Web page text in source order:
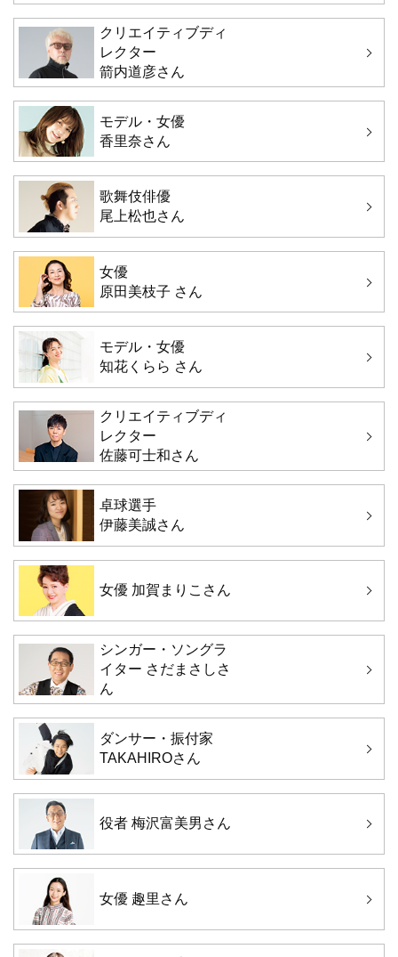
クリエイティブディ
レクター
箭内道彦さん
モデル・女優
香里奈さん
歌舞伎俳優
尾上松也さん
女優
原田美枝子 さん
モデル・女優
知花くらら さん
クリエイティブディ
レクター
佐藤可士和さん
卓球選手
伊藤美誠さん
女優 加賀まりこさん
シンガー・ソングラ
イター さだまさしさ
ん
ダンサー・振付家
TAKAHIROさん
役者 梅沢富美男さん
女優 趣里さん